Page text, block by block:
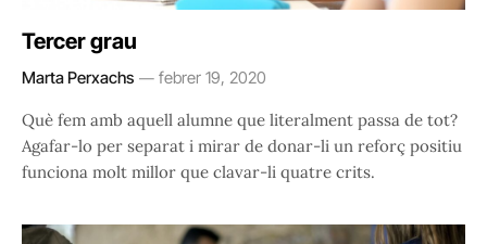
Tercer grau
Marta Perxachs febrer 19, 2020
Què fem amb aquell alumne que literalment passa de tot?
Agafar-lo per separat i mirar de donar-li un reforç positiu
funciona molt millor que clavar-li quatre crits.